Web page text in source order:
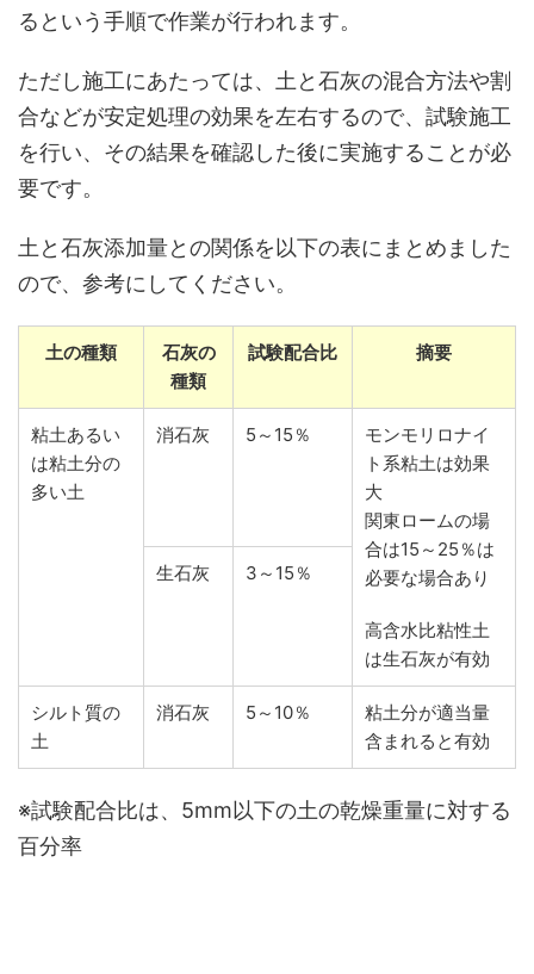
るという手順で作業が行われます。
ただし施工にあたっては、土と石灰の混合方法や割
合などが安定処理の効果を左右するので、試験施工
を行い、その結果を確認した後に実施することが必
要です。
土と石灰添加量との関係を以下の表にまとめました
ので、参考にしてください。
土の種類
石灰の
種類
試験配合比 摘要
粘土あるい
は粘土分の
多い土
消石灰 5～15％
モンモリロナイ
ト系粘土は効果
大
関東ロームの場
合は15～25％は
必要な場合あり
高含水比粘性土
は生石灰が有効
生石灰 3～15％
シルト質の
土
消石灰 5～10％
粘土分が適当量
含まれると有効
※試験配合比は、5mm以下の土の乾燥重量に対する
百分率